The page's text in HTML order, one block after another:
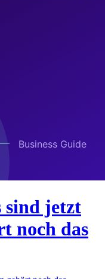
sind jetzt
noch das